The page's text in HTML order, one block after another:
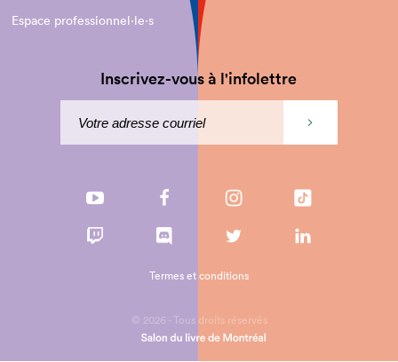
Espace professionnel·le⋅s
Inscrivez-vous à l'infolettre
© 2026 - Tous droits réservés
Termes et conditions